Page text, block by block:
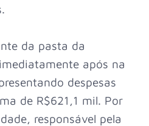
da pasta da
após na
despesas
de R$621,1 mil. Por
responsável pela